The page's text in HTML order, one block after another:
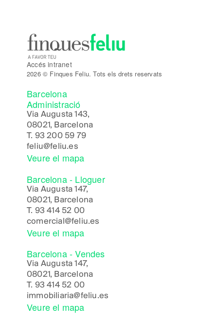
Accés intranet
2026 © Finques Feliu. Tots els drets reservats
Barcelona
Administració
Via Augusta 143,
08021, Barcelona
T. 93 200 59 79
feliu@feliu.es
Veure el mapa
Barcelona - Lloguer
Via Augusta 147,
08021, Barcelona
T. 93 414 52 00
comercial@feliu.es
Veure el mapa
Barcelona - Vendes
Via Augusta 147,
08021, Barcelona
T. 93 414 52 00
immobiliaria@feliu.es
Veure el mapa